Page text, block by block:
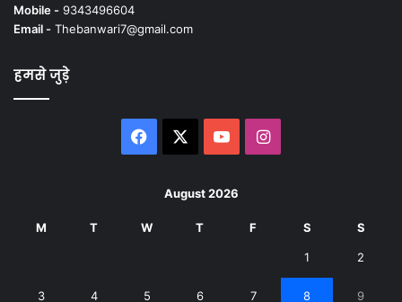
Mobile - 9343496604
Email - Thebanwari7@gmail.com
हमसे जुड़े
Facebook YouTubeInstagram
August 2026
M T W T F S S
1 2
3 4 5 6 7 8 9